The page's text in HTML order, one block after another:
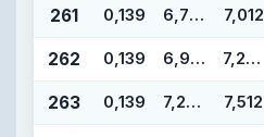
261 0,139 6,734 7,012
262 0,139 6,984 7,262
263 0,139 7,234 7,512